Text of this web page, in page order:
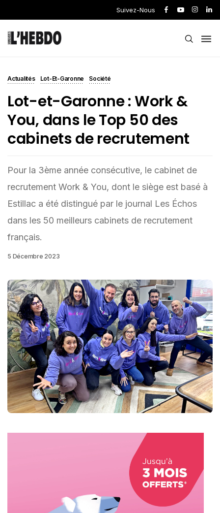
Suivez-Nous
Actualités Lot-Et-Garonne Société
Lot-et-Garonne : Work &
You, dans le Top 50 des
cabinets de recrutement
Pour la 3ème année consécutive, le cabinet de
recrutement Work & You, dont le siège est basé à
Estillac a été distingué par le journal Les Échos
dans les 50 meilleurs cabinets de recrutement
français.
5 Décembre 2023